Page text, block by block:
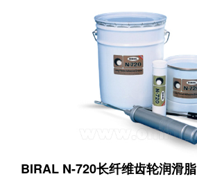
BIRAL N-720长纤维齿轮润滑脂